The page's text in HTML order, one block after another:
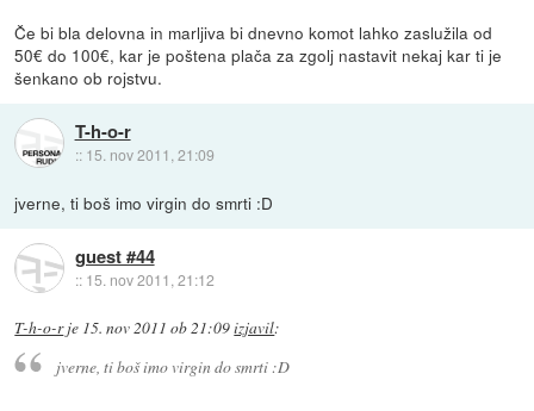
Če bi bla delovna in marljiva bi dnevno komot lahko zaslužila od
50€ do 100€, kar je poštena plača za zgolj nastavit nekaj kar ti je
šenkano ob rojstvu.
T-h-o-r
:: 15. nov 2011, 21:09
jverne, ti boš imo virgin do smrti :D
guest #44
:: 15. nov 2011, 21:12
T-h-o-rje 15. nov 2011 ob 21:09izjavil:
jverne, ti boš imo virgin do smrti :D